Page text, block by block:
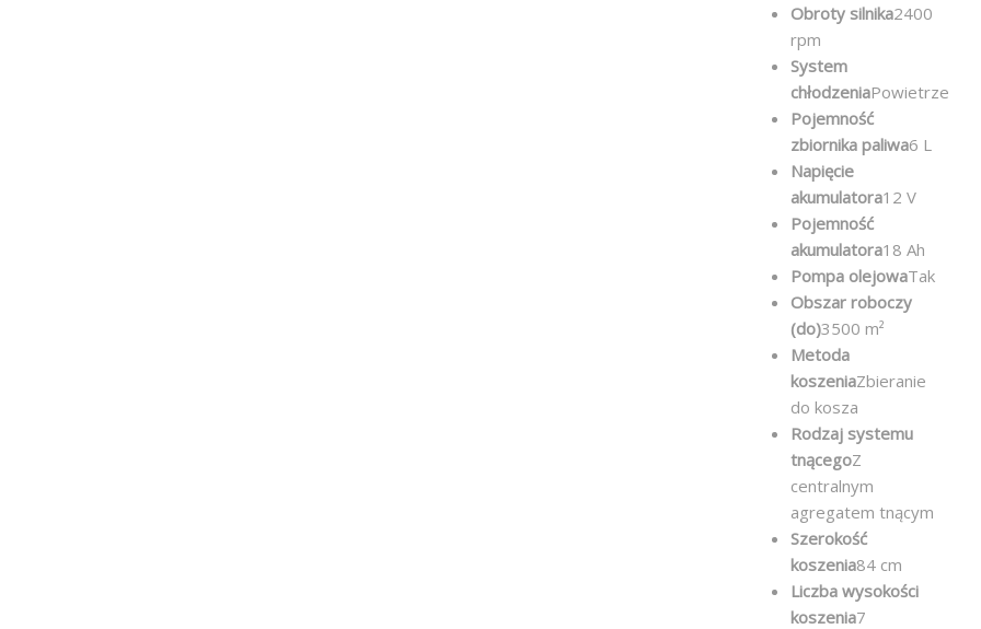
Obroty silnika2400
rpm
System
chłodzeniaPowietrze
Pojemność
zbiornika paliwa6 L
Napięcie
akumulatora12 V
Pojemność
akumulatora18 Ah
Pompa olejowaTak
Obszar roboczy
(do)3500 m²
Metoda
koszeniaZbieranie
do kosza
Rodzaj systemu
tnącegoZ
centralnym
agregatem tnącym
Szerokość
koszenia84 cm
Liczba wysokości
koszenia7